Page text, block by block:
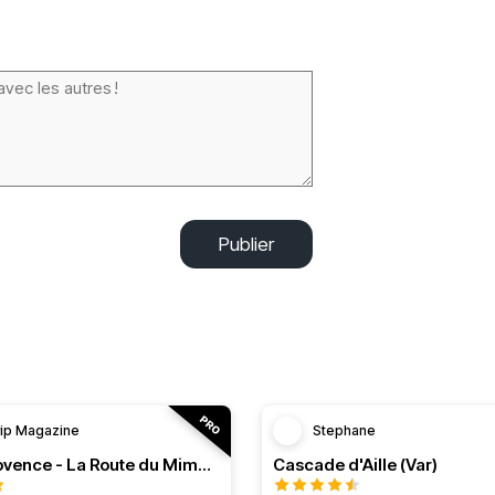
Publier
Magazine
RT n°11 Provence - La Route du Mimosa
Stephane
Cascade d'Aille (Var)